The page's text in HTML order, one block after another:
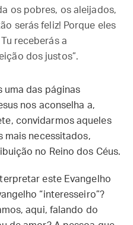
os pobres, os aleijados,
serás feliz! Porque eles
receberás a
dos justos”.
uma das páginas
nos aconselha a,
convidarmos aqueles
mais necessitados,
no Reino dos Céus.
este Evangelho
“interesseiro”?
aqui, falando do